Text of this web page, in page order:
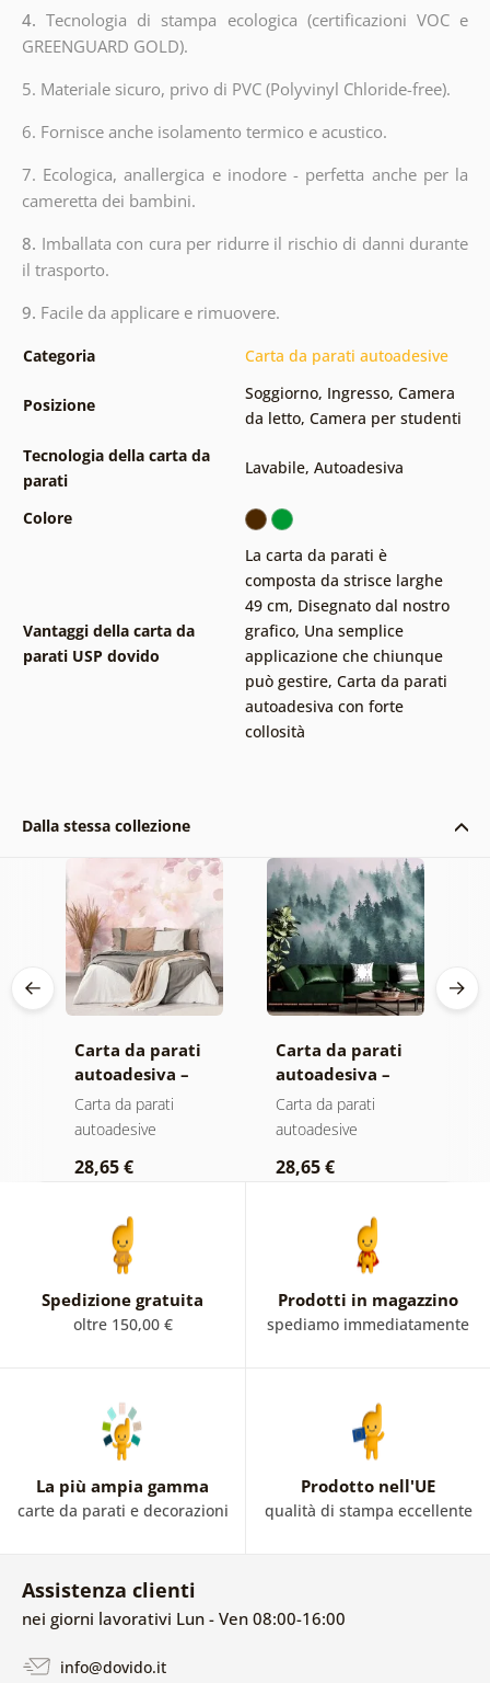
4.Tecnologia di stampa ecologica (certificazioni VOC e
GREENGUARD GOLD).
5. Materiale sicuro, privo di PVC (Polyvinyl Chloride-free).
6. Fornisce anche isolamento termico e acustico.
7. Ecologica, anallergica e inodore - perfetta anche per la
cameretta dei bambini.
8. Imballata con cura per ridurre il rischio di danni durante
il trasporto.
9. Facile da applicare e rimuovere.
Categoria Carta da parati autoadesive
Posizione
Soggiorno, Ingresso, Camera
da letto, Camera per studenti
Tecnologia della carta da
parati
Lavabile, Autoadesiva
Colore
Vantaggi della carta da
parati USP dovido
La carta da parati è
composta da strisce larghe
49 cm, Disegnato dal nostro
grafico, Una semplice
applicazione che chiunque
può gestire, Carta da parati
autoadesiva con forte
collosità
Dalla stessa collezione
Carta da parati
autoadesiva –
Foglie con
sfumatura
Carta da parati
autoadesive
28,65 €
Carta da parati
autoadesiva –
Foresta nella
nebbia
Carta da parati
autoadesive
28,65 €
Spedizione gratuita
oltre 150,00 €
Prodotti in magazzino
spediamo immediatamente
La più ampia gamma
carte da parati e decorazioni
Prodotto nell'UE
qualità di stampa eccellente
Assistenza clienti
nei giorni lavorativi Lun - Ven 08:00-16:00
info@dovido.it